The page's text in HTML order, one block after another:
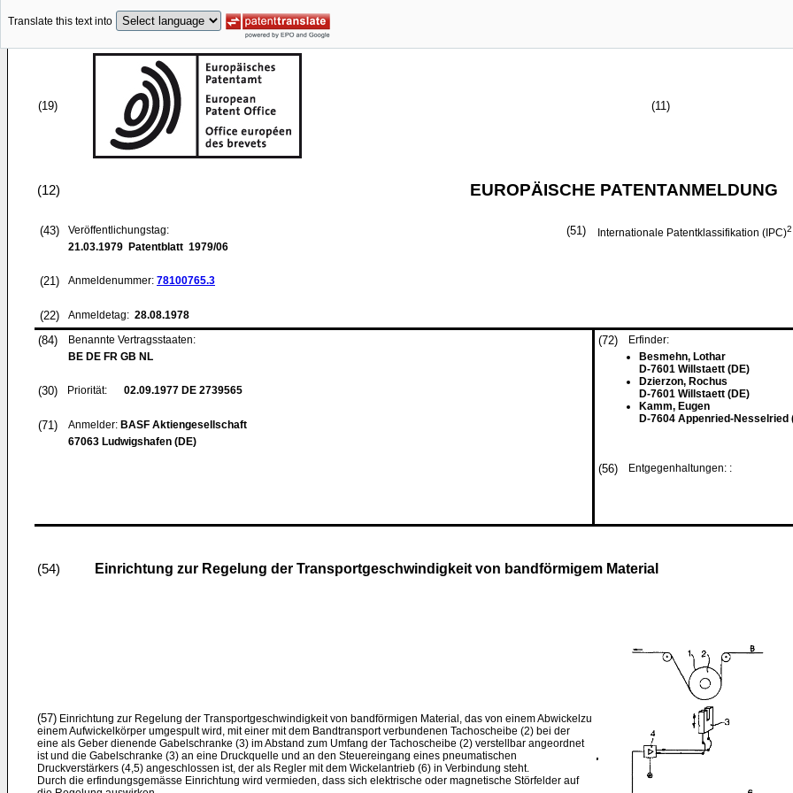
Translate this text into
(19) (11)
(12) EUROPÄISCHE PATENTANMELDUNG
(43)
Veröffentlichungstag:
21.03.1979 Patentblatt 1979/06
(21) Anmeldenummer: 78100765.3
(22) Anmeldetag: 28.08.1978
(51) Internationale Patentklassifikation (IPC)2
(84)
Benannte Vertragsstaaten:
BE DE FR GB NL
(30) Priorität: 02.09.1977 DE 2739565
(71) Anmelder: BASF Aktiengesellschaft
67063 Ludwigshafen (DE)
(72)
Erfinder:
Besmehn, Lothar
D-7601 Willstaett (DE)
Dzierzon, Rochus
D-7601 Willstaett (DE)
Kamm, Eugen
D-7604 Appenried-Nesselried
(56) Entgegenhaltungen: :
(54) Einrichtung zur Regelung der Transportgeschwindigkeit von bandförmigem Material
(57) Einrichtung zur Regelung der Transportgeschwindigkeit von bandförmigen Material, das von einem Abwickelzu
einem Aufwickelkörper umgespult wird, mit einer mit dem Bandtransport verbundenen Tachoscheibe (2) bei der
eine als Geber dienende Gabelschranke (3) im Abstand zum Umfang der Tachoscheibe (2) verstellbar angeordnet
ist und die Gabelschranke (3) an eine Druckquelle und an den Steuereingang eines pneumatischen
Druckverstärkers (4,5) angeschlossen ist, der als Regler mit dem Wickelantrieb (6) in Verbindung steht.
Durch die erfindungsgemässe Einrichtung wird vermieden, dass sich elektrische oder magnetische Störfelder auf